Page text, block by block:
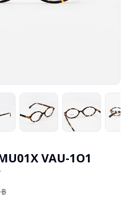
VAU-1O1
฿